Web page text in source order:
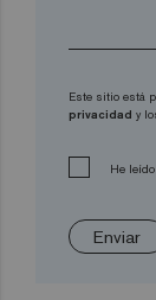
Este sitio está
privacidad y
He
Enviar